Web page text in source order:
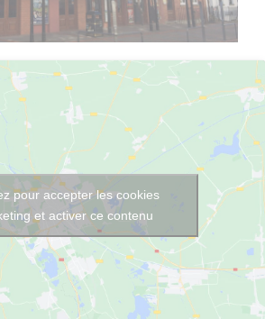
pour accepter les cookies
et activer ce contenu